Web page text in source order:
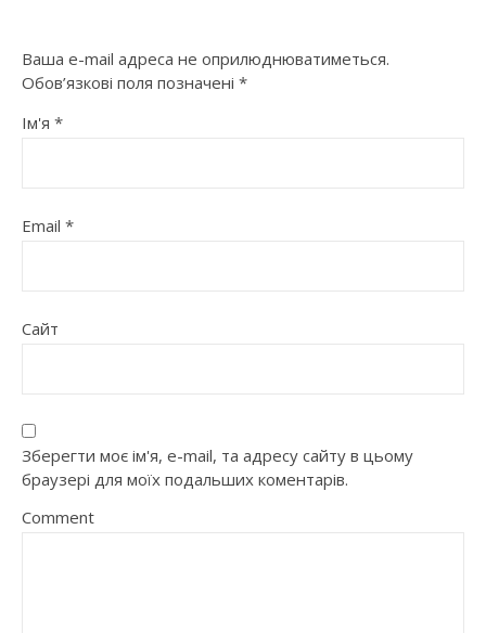
Ваша e-mail адреса не оприлюднюватиметься.
Обов’язкові поля позначені *
Ім'я *
Email *
Сайт
Зберегти моє ім'я, e-mail, та адресу сайту в цьому
браузері для моїх подальших коментарів.
Comment